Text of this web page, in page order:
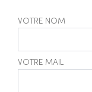
VOTRE NOM
VOTRE MAIL